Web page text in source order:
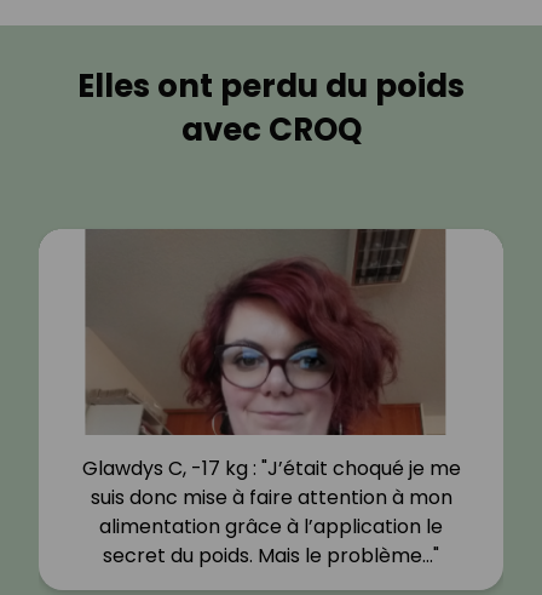
Elles ont perdu du poids
avec CROQ
Glawdys C, -17 kg : "J’était choqué je me
suis donc mise à faire attention à mon
alimentation grâce à l’application le
secret du poids. Mais le problème…"